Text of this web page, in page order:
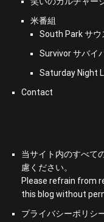
米番組
South Park サウ
Survivor サバイ
Saturday Night
Contact
当サイト内のすべて
慮ください。
Please refrain from
this blog without
プライバシーポリシ